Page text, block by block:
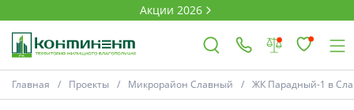
Акции 2026
Главная Проекты Микрорайон Славный ЖК Парадный-1 в
План Комнатность